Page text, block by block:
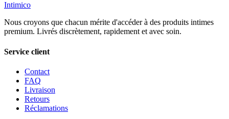
Intimico
Nous croyons que chacun mérite d'accéder à des produits intimes
premium. Livrés discrètement, rapidement et avec soin.
Service client
Contact
FAQ
Livraison
Retours
Réclamations